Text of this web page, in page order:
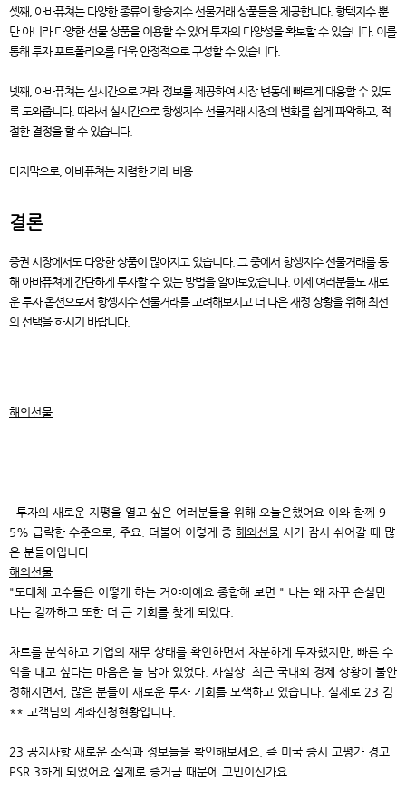
셋째, 아바퓨쳐는 다양한 종류의 항승지수 선물거래 상품들을 제공합니다. 항텍지수 뿐
만 아니라 다양한 선물 상품을 이용할 수 있어 투자의 다양성을 확보할 수 있습니다. 이를
통해 투자 포트폴리오를 더욱 안정적으로 구성할 수 있습니다.
넷째, 아바퓨쳐는 실시간으로 거래 정보를 제공하여 시장 변동에 빠르게 대응할 수 있도
록 도와줍니다. 따라서 실시간으로 항셍지수 선물거래 시장의 변화를 쉽게 파악하고, 적
절한 결정을 할 수 있습니다.
마지막으로, 아바퓨쳐는 저렴한 거래 비용
결론
증권 시장에서도 다양한 상품이 많아지고 있습니다. 그 중에서 항셍지수 선물거래를 통
해 아바퓨쳐에 간단하게 투자할 수 있는 방법을 알아보았습니다. 이제 여러분들도 새로
운 투자 옵션으로서 항셍지수 선물거래를 고려해보시고 더 나은 재정 상황을 위해 최선
의 선택을 하시기 바랍니다.
해외선물
​ ​ 투자의 새로운 지평을 열고 싶은 여러분들을 위해 오늘은했어요 이와 함께 9
5% 급락한 수준으로, 주요. 더불어 이렇게 증 해외선물 시가 잠시 쉬어갈 때 많
은 분들이입니다
해외선물
"도대체 고수들은 어떻게 하는 거야이예요 종합해 보면 " 나는 왜 자꾸 손실만
나는 걸까하고 또한 더 큰 기회를 찾게 되었다.
차트를 분석하고 기업의 재무 상태를 확인하면서 차분하게 투자했지만, 빠른 수
익을 내고 싶다는 마음은 늘 남아 있었다. 사실상 ​ 최근 국내외 경제 상황이 불안
정해지면서, 많은 분들이 새로운 투자 기회를 모색하고 있습니다. 실제로 23 김
** 고객님의 계좌신청현황입니다.
23 공지사항 새로운 소식과 정보들을 확인해보세요. 즉 미국 증시 고평가 경고
PSR 3하게 되었어요 실제로 증거금 때문에 고민이신가요.